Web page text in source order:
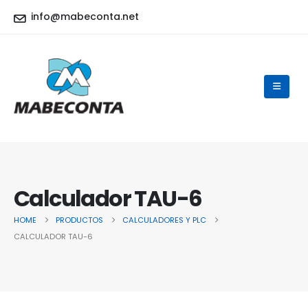
info@mabeconta.net
Calculador TAU-6
HOME PRODUCTOS
CALCULADORES Y PLC
CALCULADOR TAU-6